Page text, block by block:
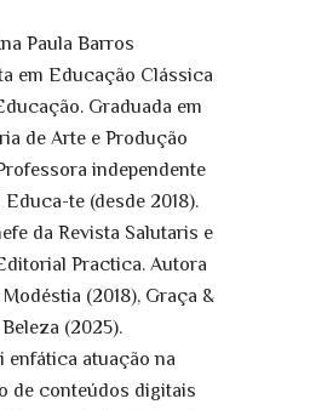
Paula Barros
em Educação Clássica
Graduada em
de Arte e Produção
independente
te (desde 2018).
da Revista Salutaris e
Practica. Autora
(2018), Graça &
Beleza (2025).
enfática atuação na
de conteúdos digitais